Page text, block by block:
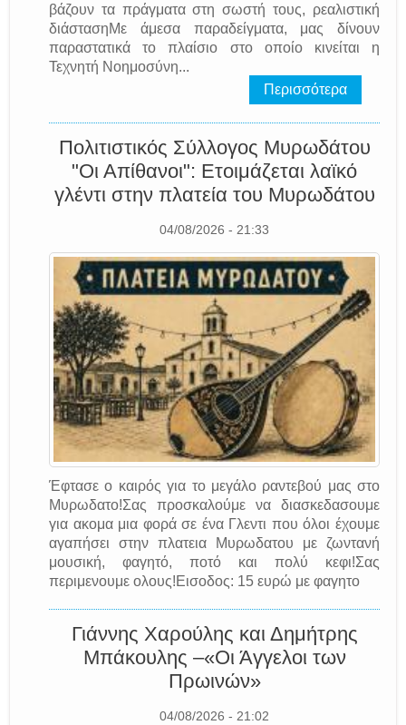
βάζουν τα πράγματα στη σωστή τους, ρεαλιστική
διάστασηΜε άμεσα παραδείγματα, μας δίνουν
παραστατικά το πλαίσιο στο οποίο κινείται η
Τεχνητή Νοημοσύνη...
Περισσότερα
Πολιτιστικός Σύλλογος Μυρωδάτου
"Οι Απίθανοι": Ετοιμάζεται λαϊκό
γλέντι στην πλατεία του Μυρωδάτου
04/08/2026 - 21:33
Έφτασε ο καιρός για το μεγάλο ραντεβού μας στο
Μυρωδατο!Σας προσκαλούμε να διασκεδασουμε
για ακομα μια φορά σε ένα Γλεντι που όλοι έχουμε
αγαπήσει στην πλατεια Μυρωδατου με ζωντανή
μουσική, φαγητό, ποτό και πολύ κεφι!Σας
περιμενουμε ολους!Εισοδος: 15 ευρώ με φαγητο
Γιάννης Χαρούλης και Δημήτρης
Μπάκουλης –«Οι Άγγελοι των
Πρωινών»
04/08/2026 - 21:02